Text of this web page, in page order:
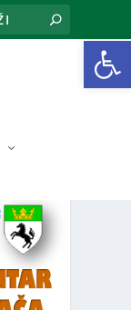
Open toolbar